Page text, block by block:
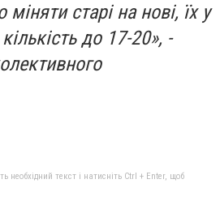
старі на нові, їх у
до 17-20», -
необхідний текст і натисніть Ctrl + Enter, щоб